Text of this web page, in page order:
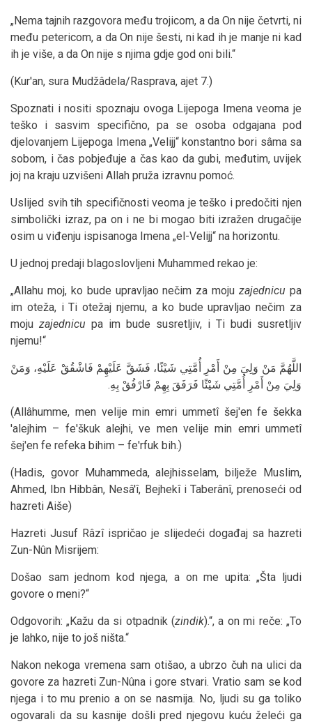
„Nema tajnih razgovora među trojicom, a da On nije četvrti, ni
među petericom, a da On nije šesti, ni kad ih je manje ni kad
ih je više, a da On nije s njima gdje god oni bili.“
(Kur'an, sura Mudžâdela/Rasprava, ajet 7.)
Spoznati i nositi spoznaju ovoga Lijepoga Imena veoma je
teško i sasvim specifično, pa se osoba odgajana pod
djelovanjem Lijepoga Imena „Velijj“ konstantno bori sâma sa
sobom, i čas pobjeđuje a čas kao da gubi, međutim, uvijek
joj na kraju uzvišeni Allah pruža izravnu pomoć.
Uslijed svih tih specifičnosti veoma je teško i predočiti njen
simbolički izraz, pa on i ne bi mogao biti izražen drugačije
osim u viđenju ispisanoga Imena „el-Velijj“ na horizontu.
U jednoj predaji blagoslovljeni Muhammed rekao je:
„Allahu moj, ko bude upravljao nečim za mojuzajednicu pa
im oteža, i Ti otežaj njemu, a ko bude upravljao nečim za
moju zajednicu pa im bude susretljiv, i Ti budi susretljiv
njemu!“
اللَّهُمَّ مَنْ وَلِيَ مِنْ أَمْرِ أُمَّتِي شَيْئًا، فَشَقَّ عَلَيْهِمْ فَاشْقُقْ عَلَيْهِ، وَمَنْ
وَلِيَ مِنْ أَمْرِ أُمَّتِي شَيْئًا فَرَفَقَ بِهِمْ فَارْفُقْ بِهِ.
(Allâhumme, men velije min emri ummetî šej'en fe šekka
'alejhim – fe'škuk alejhi, ve men velije min emri ummetî
šej'en fe refeka bihim – fe'rfuk bih.)
(Hadis, govor Muhammeda, alejhisselam, bilježe Muslim,
Ahmed, Ibn Hibbân, Nesâ'î, Bejhekî i Taberânî, prenoseći od
hazreti Aiše)
Hazreti Jusuf Râzî ispričao je slijedeći događaj sa hazreti
Zun-Nûn Misrijem:
Došao sam jednom kod njega, a on me upita: „Šta ljudi
govore o meni?“
Odgovorih: „Kažu da si otpadnik (zindik).“, a on mi reče: „To
je lahko, nije to još ništa.“
Nakon nekoga vremena sam otišao, a ubrzo čuh na ulici da
govore za hazreti Zun-Nûna i gore stvari. Vratio sam se kod
njega i to mu prenio a on se nasmija. No, ljudi su ga toliko
ogovarali da su kasnije došli pred njegovu kuću želeći ga